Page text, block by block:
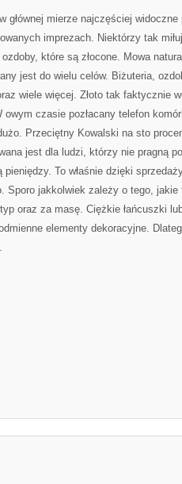
głównej mierze najczęściej
imprezach. Niektórzy tak
które są złocone. Mowa
jest do wielu celów. Biżuteria,
wiele więcej. Złoto tak faktycznie
owym czasie pozłacany telefon
Przeciętny Kowalski na sto
jest dla ludzi, którzy nie pragną
pieniędzy. To właśnie dzięki
Sporo jakkolwiek zależy o tego,
oraz za masę. Ciężkie łańcuszki
elementy dekoracyjne.